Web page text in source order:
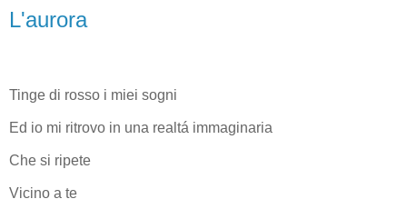
L'aurora
Tinge di rosso i miei sogni
Ed io mi ritrovo in una realtá immaginaria
Che si ripete
Vicino a te